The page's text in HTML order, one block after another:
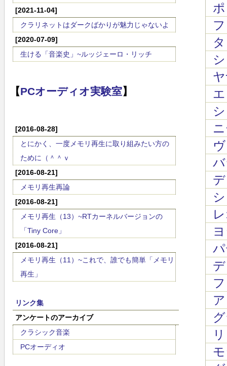
[2021-11-04]
クラリネットはダークばかりが魅力じゃないよ
[2020-07-09]
生ける「音楽史」~ルッジェーロ・リッチ
【PCオーディオ実験室】
[2016-08-28]
とにかく、一度メモリ再生に取り組みたい方の
ために（＾＾ｖ
[2016-08-21]
メモリ再生再論
[2016-08-21]
メモリ再生（13）~RTカーネルバージョンの
「Tiny Core」
[2016-08-21]
メモリ再生（11）~これで、誰でも簡単「メモリ
再生」
リンク集
アンケートのアーカイブ
クラシック音楽
PCオーディオ